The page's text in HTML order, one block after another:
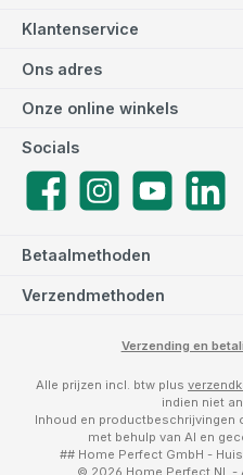
Klantenservice
Betaalmethoden
Verzendmethoden
Ons adres
Socials
FacebookInstagramYouTube
Onze online winkels
Verzending en
Alle prijzen incl. btw plus
indien niet
Inhoud en productbeschrijvingen
met behulp van AI en
## Home Perfect GmbH -
© 2026 Home Perfect NL -